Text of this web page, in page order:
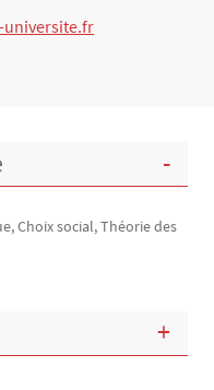
universite.fr
Choix social, Théorie des